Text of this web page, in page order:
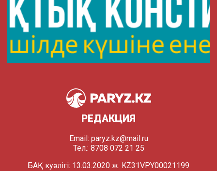
РЕДАКЦИЯ
Email: paryz.kz@mail.ru
Тел.: 8708 072 21 25
БАҚ куәлігі: 13.03.2020 ж. KZ31VPY00021199